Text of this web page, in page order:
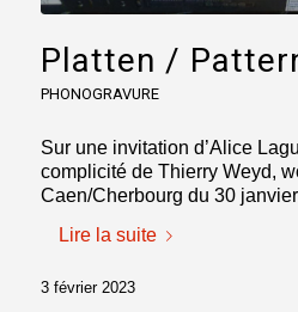
Platten /
PHONOGRAVURE
Sur une invitation d’Alice
complicité de Thierry Weyd,
Caen/Cherbourg du 30
Lire la suite
3 février 2023